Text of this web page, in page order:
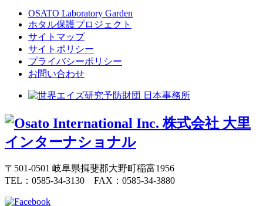
OSATO Laboratory Garden
ホタル保護プロジェクト
サイトマップ
サイトポリシー
プライバシーポリシー
お問い合わせ
〒501-0501 岐阜県揖斐郡大野町稲富1956
TEL： 0585-34-3130 FAX：0585-34-3880